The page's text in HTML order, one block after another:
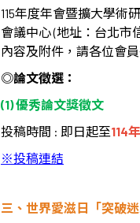
115年度年會暨擴大學術
會議中心(地址：台北市
內容及附件，請各位會
◎論文徵選：
(1)優秀論文獎徵文
投稿時間 : 即日起至114年
※投稿連結
三、世界愛滋日「突破